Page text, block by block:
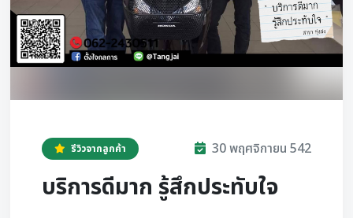
รีวิวจากลูกค้า 30 พฤศจิกายน 542
บริการดีมาก รู้สึกประทับใจ